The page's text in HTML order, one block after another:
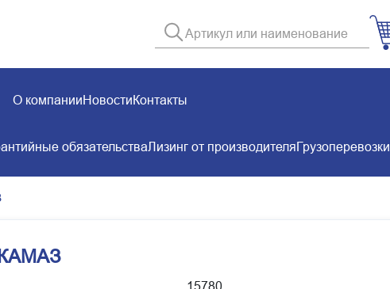
О компанииНовостиКонтакты
обязательстваЛизинг от производителяГрузоперевозки